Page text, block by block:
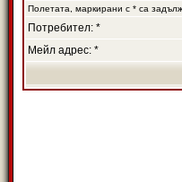
Полетата, маркирани с * са
Потребител: *
Мейл адрес: *